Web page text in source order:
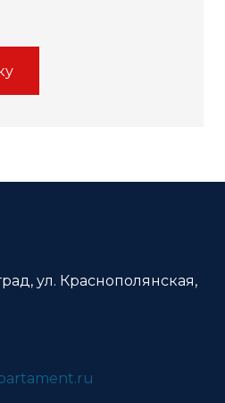
ул. Краснополянская,